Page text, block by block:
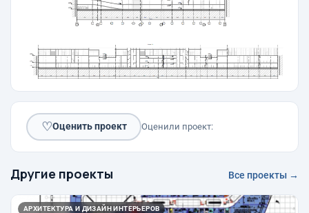
♡Оценить проект Оценили проект:
Другие проекты Все проекты →
АРХИТЕКТУРА И ДИЗАЙН ИНТЕРЬЕРОВ